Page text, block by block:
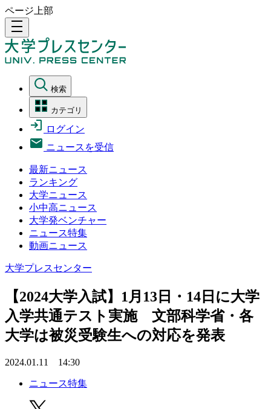
ページ上部
density_medium
検索
カテゴリ
ログイン
ニュースを受信
最新ニュース
ランキング
大学ニュース
小中高ニュース
大学発ベンチャー
ニュース特集
動画ニュース
大学プレスセンター
【2024大学入試】1月13日・14日に大学
入学共通テスト実施 文部科学省・各
大学は被災受験生への対応を発表
2024.01.11 14:30
ニュース特集